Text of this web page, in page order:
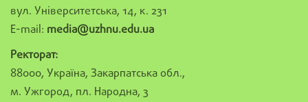
вул. Університетська, 14, к. 231
E-mail: media@uzhnu.edu.ua
Ректорат:
88000, Україна, Закарпатська обл.,
м. Ужгород, пл. Народна, 3